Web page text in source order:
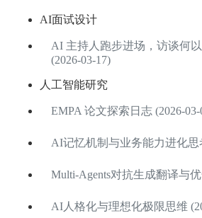
AI面试设计
AI 主持人跑步进场，访谈何
(2026-03-17)
人工智能研究
EMPA 论文探索日志 (2026-03-
AI记忆机制与业务能力进化思
Multi-Agents对抗生成翻译与
AI人格化与理想化极限思维